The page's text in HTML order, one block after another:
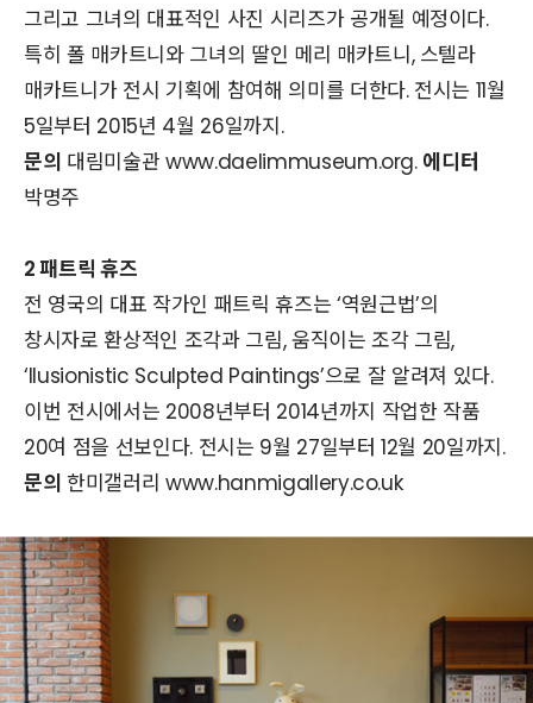
그리고 그녀의 대표적인 사진 시리즈가 공개될 예정이다.
특히 폴 매카트니와 그녀의 딸인 메리 매카트니, 스텔라
매카트니가 전시 기획에 참여해 의미를 더한다. 전시는 11월
5일부터 2015년 4월 26일까지.
문의 대림미술관 www.daelimmuseum.org. 에디터
박명주
2 패트릭 휴즈
전 영국의 대표 작가인 패트릭 휴즈는 ‘역원근법’의
창시자로 환상적인 조각과 그림, 움직이는 조각 그림,
‘Ilusionistic Sculpted Paintings’으로 잘 알려져 있다.
이번 전시에서는 2008년부터 2014년까지 작업한 작품
20여 점을 선보인다. 전시는 9월 27일부터 12월 20일까지.
문의 한미갤러리 www.hanmigallery.co.uk